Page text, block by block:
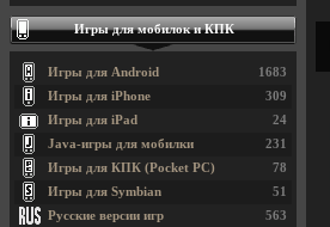
Игры для мобилок и КПК
1683
Игры для Android
309
Игры для iPhone
24
Игры для iPad
231
Java-игры для мобилки
78
Игры для КПК (Pocket PC)
51
Игры для Symbian
563
Русские версии игр